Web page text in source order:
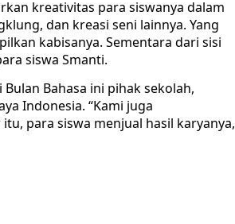
kreativitas para siswanya dalam
dan kreasi seni lainnya. Yang
kabisanya. Sementara dari sisi
siswa Smanti.
Bahasa ini pihak sekolah,
Indonesia. “Kami juga
para siswa menjual hasil karyanya,